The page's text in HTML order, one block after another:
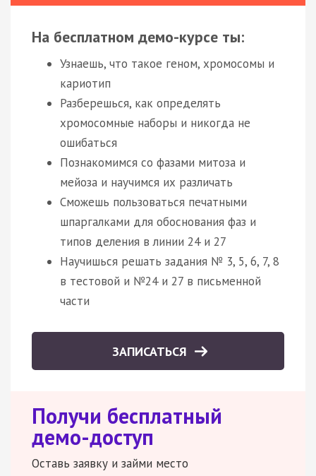
На бесплатном демо-курсе ты:
Узнаешь, что такое геном, хромосомы и
кариотип
Разберешься, как определять
хромосомные наборы и никогда не
ошибаться
Познакомимся со фазами митоза и
мейоза и научимся их различать
Сможешь пользоваться печатными
шпаргалками для обоснования фаз и
типов деления в линии 24 и 27
Научишься решать задания № 3, 5, 6, 7, 8
в тестовой и №24 и 27 в письменной
части
ЗАПИСАТЬСЯ
Получи бесплатный
демо-доступ
Оставь заявку и займи место